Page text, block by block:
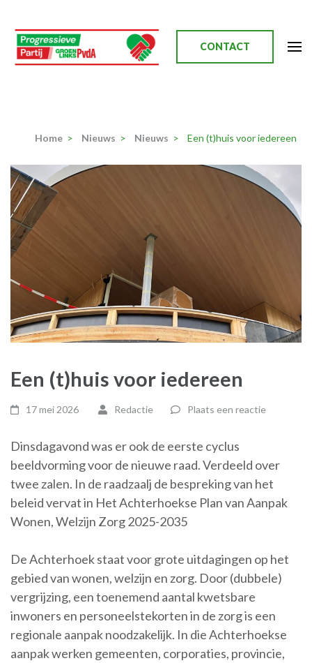
naar
inhoud
(Druk
CONTACT
Home > Nieuws > Nieuws > Een (t)huis voor iedereen
Een (t)huis voor iedereen
17 mei 2026 Redactie Plaats een reactie
Dinsdagavond was er ook de eerste cyclus
beeldvorming voor de nieuwe raad. Verdeeld over
twee zalen. In de raadzaalj de bespreking van het
beleid vervat in Het Achterhoekse Plan van Aanpak
Wonen, Welzijn Zorg 2025-2035
De Achterhoek staat voor grote uitdagingen op het
gebied van wonen, welzijn en zorg. Door (dubbele)
vergrijzing, een toenemend aantal kwetsbare
inwoners en personeelstekorten in de zorg is een
regionale aanpak noodzakelijk. In die Achterhoekse
aanpak werken gemeenten, corporaties, provincie,